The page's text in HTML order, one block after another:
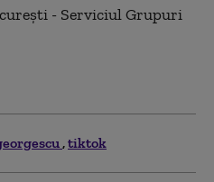
- Serviciul Grupuri
tiktok